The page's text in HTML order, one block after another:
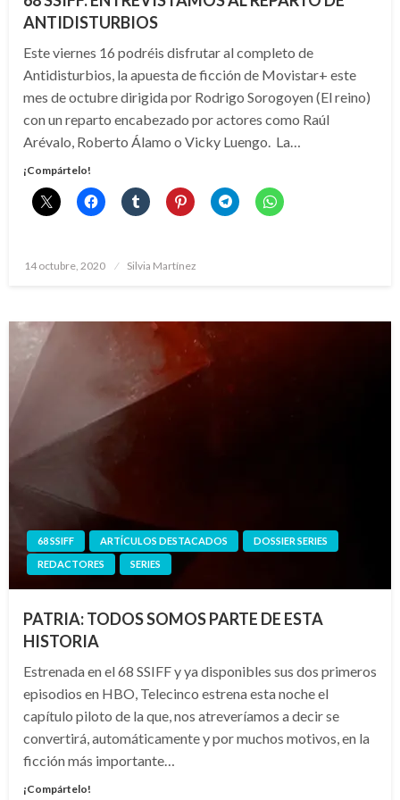
ANTIDISTURBIOS
Este viernes 16 podréis disfrutar al completo de
Antidisturbios, la apuesta de ficción de Movistar+ este
mes de octubre dirigida por Rodrigo Sorogoyen (El reino)
con un reparto encabezado por actores como Raúl
Arévalo, Roberto Álamo o Vicky Luengo. La…
¡Compártelo!
Publicado
14 octubre, 2020 Silvia Martínez
68 SSIFF ARTÍCULOS DESTACADOS
DOSSIER SERIES
REDACTORES
SERIES
PATRIA: TODOS SOMOS PARTE DE ESTA
HISTORIA
Estrenada en el 68 SSIFF y ya disponibles sus dos primeros
episodios en HBO, Telecinco estrena esta noche el
capítulo piloto de la que, nos atreveríamos a decir se
convertirá, automáticamente y por muchos motivos, en la
ficción más importante…
¡Compártelo!